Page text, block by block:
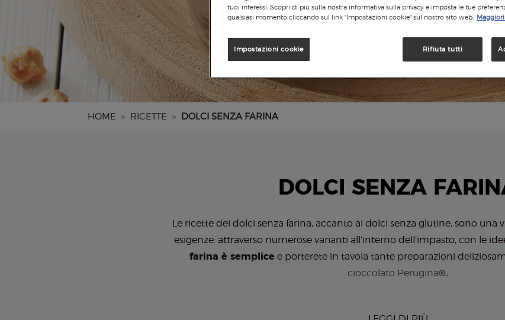
HOME > RICETTE > DOLCI SENZA FARINA
DOLCI SENZA
Le ricette dei dolci senza farina, accanto ai dolci senza glutine, sono una
esigenze: attraverso numerose varianti all’interno dell’impasto, con le
farina è semplice e porterete in tavola tante preparazioni
cioccolato Perugina®.
tuoi interessi. Scopri di più sulla nostra informativa sulla privacy e imposta le tue
qualsiasi momento cliccando sul link "Impostazioni cookie" sul nostro sito web.
Rifiuta tutti
Impostazioni cookie